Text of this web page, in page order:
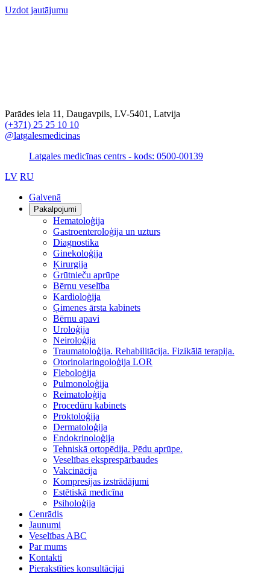
Uzdot jautājumu
Parādes iela 11, Daugavpils, LV-5401, Latvija
(+371) 25 25 10 10
@latgalesmedicinas
Latgales medicīnas centrs - kods: 0500-00139
LV RU
Galvenā
Pakalpojumi
Hematoloģija
Gastroenteroloģija un uzturs
Diagnostika
Ginekoloģija
Ķirurgija
Grūtnieču aprūpe
Bērnu veselība
Kardioloģija
Ģimenes ārsta kabinets
Bērnu apavi
Uroloģija
Neiroloģija
Traumatoloģija. Rehabilitācija. Fizikālā terapija.
Otorinolaringoloģija LOR
Fleboloģija
Pulmonoloģija
Reimatoloģija
Procedūru kabinets
Proktoloģija
Dermatoloģija
Endokrinoloģija
Tehniskā ortopēdija. Pēdu aprūpe.
Veselības eksprespārbaudes
Vakcinācija
Kompresijas izstrādājumi
Estētiskā medicīna
Psiholoģija
Cenrādis
Jaunumi
Veselības ABC
Par mums
Kontakti
Pierakstīties konsultācijai